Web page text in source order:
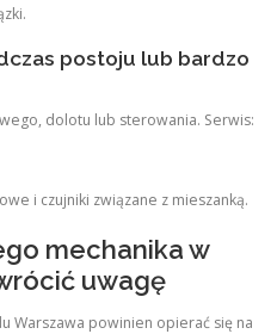
postoju lub bardzo
dolotu lub sterowania. Serwis:
i czujniki związane z mieszanką.
mechanika w
uwagę
Warszawa powinien opierać się na